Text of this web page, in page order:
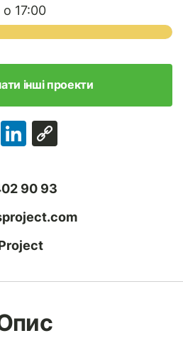
о 17:00
інші проекти
90 93